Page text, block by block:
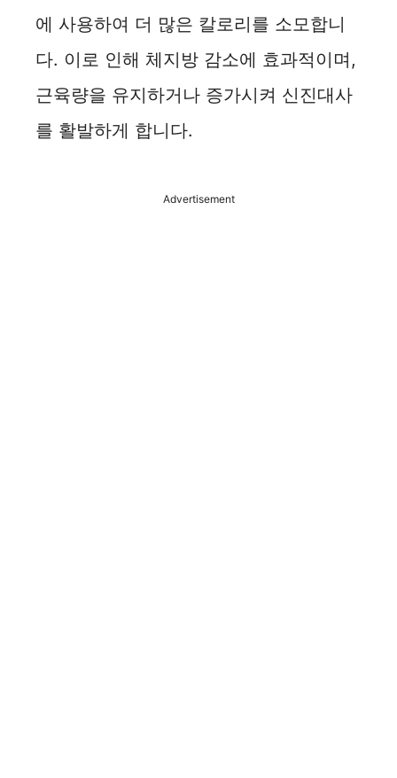
에 사용하여 더 많은 칼로리를 소모합니
다. 이로 인해 체지방 감소에 효과적이며,
근육량을 유지하거나 증가시켜 신진대사
를 활발하게 합니다.
Advertisement